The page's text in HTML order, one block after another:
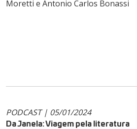
Moretti e Antonio Carlos Bonassi
PODCAST | 05/01/2024
Da Janela: Viagem pela literatura